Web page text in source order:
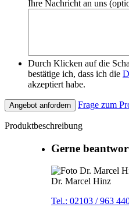
Ihre Nachricht an uns
Durch Klicken auf die
bestätige ich, dass ich die
akzeptiert habe.
Angebot anfordern Frage zum
Produktbeschreibung
Gerne
Dr. Marcel Hinz
Tel.: 02103 / 963